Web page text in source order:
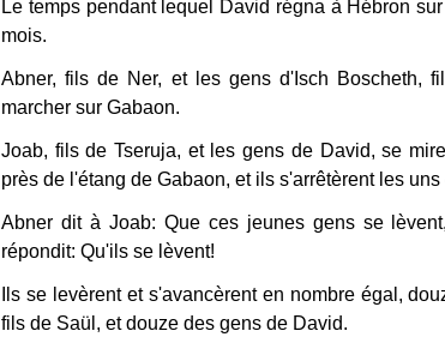
Le temps pendant lequel David régna à Hébron
mois.
Abner, fils de Ner, et les gens d'Isch Boscheth,
marcher sur Gabaon.
Joab, fils de Tseruja, et les gens de David, se
près de l'étang de Gabaon, et ils s'arrêtèrent les
Abner dit à Joab: Que ces jeunes gens se
répondit: Qu'ils se lèvent!
Ils se levèrent et s'avancèrent en nombre égal,
fils de Saül, et douze des gens de David.